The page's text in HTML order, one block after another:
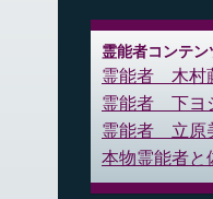
霊能者コンテン
霊能者 木村
霊能者 下ヨ
霊能者 立原
本物霊能者と